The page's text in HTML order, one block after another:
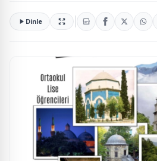
Dinle